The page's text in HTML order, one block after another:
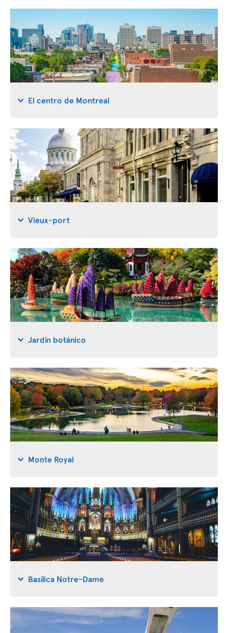
El centro de Montreal
Vieux-port
Jardín botánico
Monte Royal
Basílica Notre-Dame